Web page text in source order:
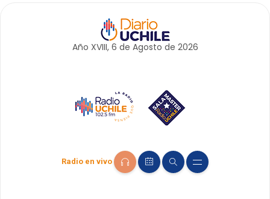
Año XVIII, 6 de Agosto de 2026
Radio en vivo